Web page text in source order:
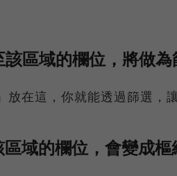
區域的欄位，將做為
放在這，你就能透過篩選，
域的欄位，會變成樞